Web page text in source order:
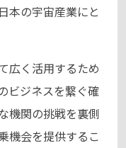
本の宇宙産業にと
広く活用するため
ビジネスを繋ぐ確
機関の挑戦を裏側
機会を提供するこ